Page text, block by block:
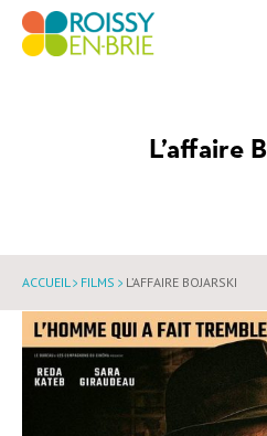
L’affaire
ACCUEIL FILMS L’AFFAIRE BOJARSKI